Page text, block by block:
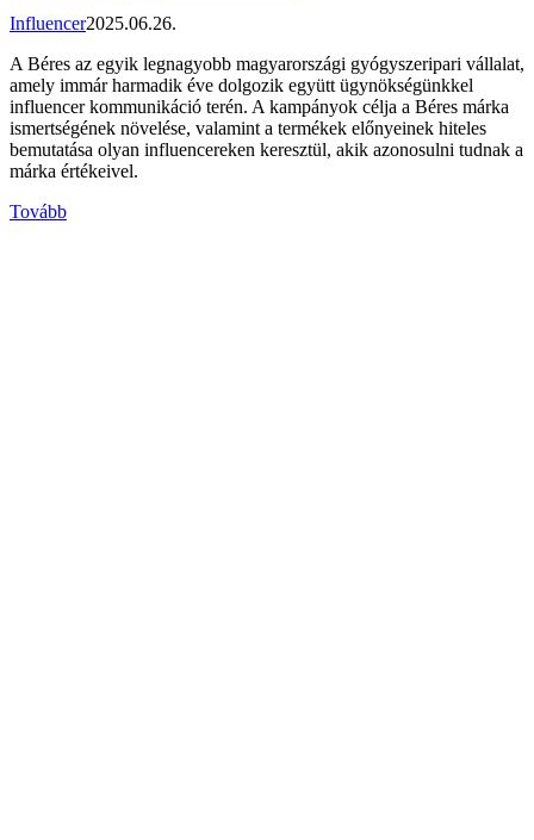
Influencer2025.06.26.
A Béres az egyik legnagyobb magyarországi gyógyszeripari vállalat,
amely immár harmadik éve dolgozik együtt ügynökségünkkel
influencer kommunikáció terén. A kampányok célja a Béres márka
ismertségének növelése, valamint a termékek előnyeinek hiteles
bemutatása olyan influencereken keresztül, akik azonosulni tudnak a
márka értékeivel.
Tovább